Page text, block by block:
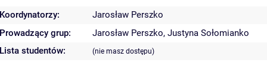
Koordynatorzy:
Jarosław Perszko
Prowadzący grup:
Jarosław Perszko, Justyna Sołomianko
Lista studentów:
(nie masz dostępu)